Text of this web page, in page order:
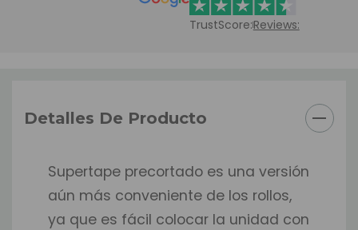
TrustScore:Reviews:
Detalles De Producto
Supertape precortado es una versión
aún más conveniente de los rollos,
ya que es fácil colocar la unidad con